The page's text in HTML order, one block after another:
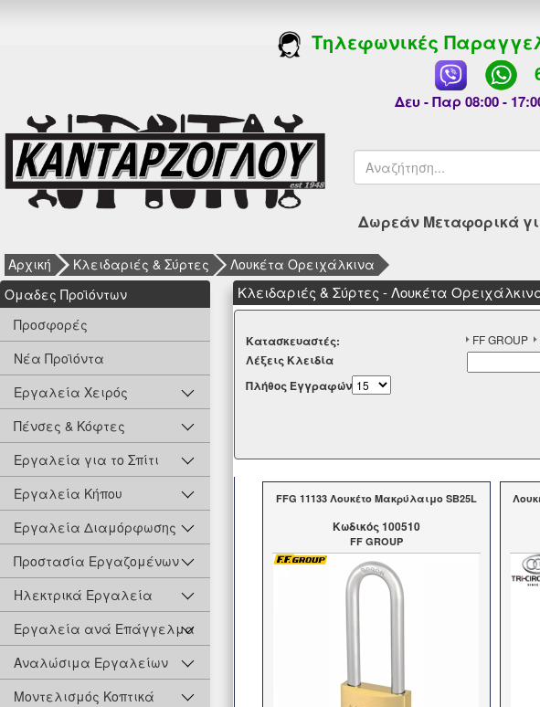
Τηλεφωνικές
Δευ - Παρ 08:00 -
Δωρεάν Μεταφορικά
Αρχική Κλειδαριές & Σύρτες
Λουκέτα Ορειχάλκινα
Oμαδες Προϊόντων
Προσφορές
Νέα Προϊόντα
Εργαλεία Χειρός
Πένσες & Κόφτες
Εργαλεία για το Σπίτι
Εργαλεία Κήπου
Εργαλεία Διαμόρφωσης
Προστασία Εργαζομένων
Ηλεκτρικά Εργαλεία
Εργαλεία ανά Επάγγελμα
Αναλώσιμα Εργαλείων
Μοντελισμός Κοπτικά
Κλειδαριές & Σύρτες - Λουκέτα
Kατασκευαστές: FF GROUP
Λέξεις Κλειδία
Πλήθος Εγγραφών
FFG 11133 Λουκέτο Μακρύλαιμο SB25L
Kωδικός 100510
FF GROUP